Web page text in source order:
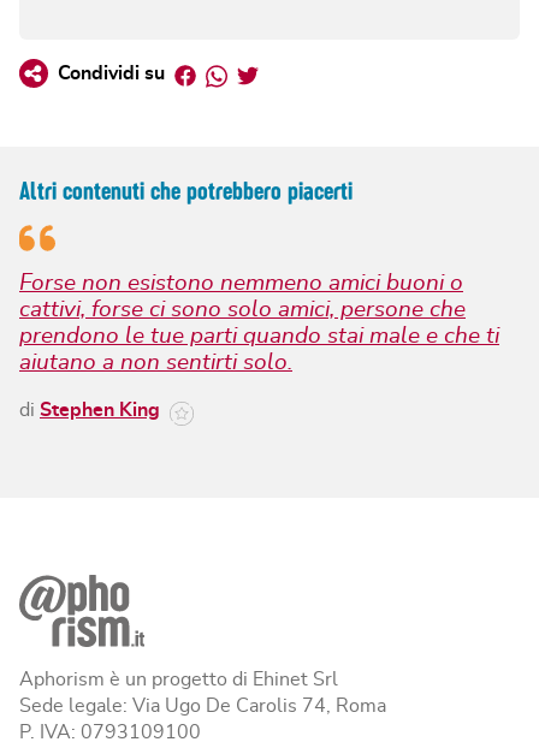
Condividi su Facebook
Whatsapp
Twitter
Altri contenuti che potrebbero piacerti
Forse non esistono nemmeno amici buoni o
cattivi, forse ci sono solo amici, persone che
prendono le tue parti quando stai male e che ti
aiutano a non sentirti solo.
di Stephen King
Aphorism è un progetto di Ehinet Srl
Sede legale: Via Ugo De Carolis 74, Roma
P. IVA: 0793109100